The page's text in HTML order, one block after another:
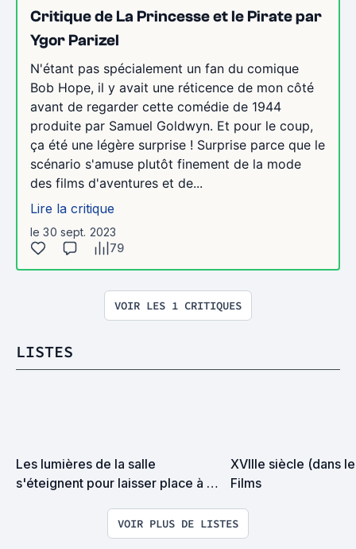
Critique de La Princesse et le Pirate par
Ygor Parizel
N'étant pas spécialement un fan du comique
Bob Hope, il y avait une réticence de mon côté
avant de regarder cette comédie de 1944
produite par Samuel Goldwyn. Et pour le coup,
ça été une légère surprise ! Surprise parce que le
scénario s'amuse plutôt finement de la mode
des films d'aventures et de...
Lire la critique
le 30 sept. 2023
79
VOIR LES 1 CRITIQUES
LISTES
Les lumières de la salle
s'éteignent pour laisser place à
sous mes yeux émerveillés (en
gros, les films (re)vus en 2016)
XVIIIe siècle (dans
Films
VOIR PLUS DE LISTES